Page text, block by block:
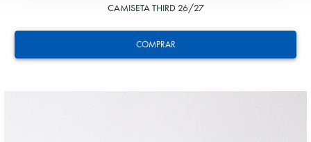
COMPRAR
CAMISETA THIRD 26/27